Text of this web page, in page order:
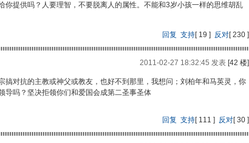
你提供吗？人要理智，不要脱离人的属性。不能和3岁小孩一样的思维胡乱
回复 支持[19 ] 反对[230 ]
2011-02-27 18:32:45 发表[42 楼]
搞对抗的主教或神父或教友，也好不到那里，我想问；刘柏年和马英灵，你
导吗？坚决拒领你们和爱国会成第二圣事圣体
回复 支持[111 ] 反对[30 ]